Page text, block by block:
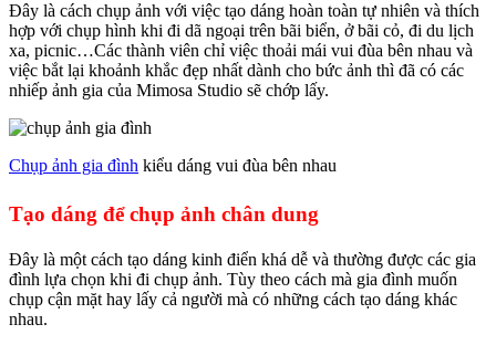
Đây là cách chụp ảnh với việc tạo dáng hoàn toàn tự nhiên và thích
hợp với chụp hình khi đi dã ngoại trên bãi biển, ở bãi cỏ, đi du lịch
xa, picnic…Các thành viên chỉ việc thoải mái vui đùa bên nhau và
việc bắt lại khoảnh khắc đẹp nhất dành cho bức ảnh thì đã có các
nhiếp ảnh gia của Mimosa Studio sẽ chớp lấy.
Chụp ảnh gia đình kiểu dáng vui đùa bên nhau
Tạo dáng để chụp ảnh chân dung
Đây là một cách tạo dáng kinh điển khá dễ và thường được các gia
đình lựa chọn khi đi chụp ảnh. Tùy theo cách mà gia đình muốn
chụp cận mặt hay lấy cả người mà có những cách tạo dáng khác
nhau.